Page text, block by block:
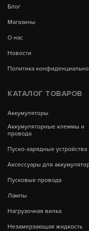
Блог
Магазины
О нас
Новости
Политика
КАТАЛОГ ТОВАРОВ
Аккумуляторы
Аккумуляторные клеммы и
провода
Пуско-зарядные устройства
Аксессуары для
Пусковые провода
Лампы
Нагрузочная вилка
Незамерзающая жидкость